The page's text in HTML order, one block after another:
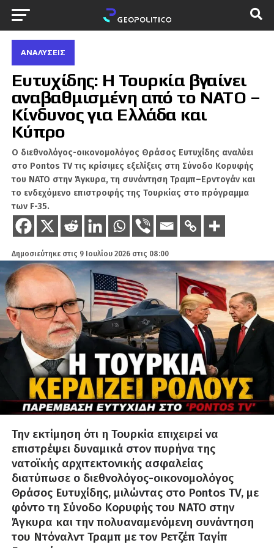
ΑΝΑΛΎΣΕΙΣ
Ευτυχίδης: Η Τουρκία βγαίνει
αναβαθμισμένη από το ΝΑΤΟ –
Κίνδυνος για Ελλάδα και
Κύπρο
Ο διεθνολόγος-οικονομολόγος Θράσος Ευτυχίδης αναλύει
στο Pontos TV τις κρίσιμες εξελίξεις στη Σύνοδο Κορυφής
του ΝΑΤΟ στην Άγκυρα, τη συνάντηση Τραμπ–Ερντογάν και
το ενδεχόμενο επιστροφής της Τουρκίας στο πρόγραμμα
των F-35.
Δημοσιεύτηκε στις 9 Ιουλίου 2026 στις 08:00
Την εκτίμηση ότι η Τουρκία επιχειρεί να
επιστρέψει δυναμικά στον πυρήνα της
νατοϊκής αρχιτεκτονικής ασφαλείας
διατύπωσε ο διεθνολόγος-οικονομολόγος
Θράσος Ευτυχίδης, μιλώντας στο Pontos TV, με
φόντο τη Σύνοδο Κορυφής του ΝΑΤΟ στην
Άγκυρα και την πολυαναμενόμενη συνάντηση
του Ντόναλντ Τραμπ με τον Ρετζέπ Ταγίπ